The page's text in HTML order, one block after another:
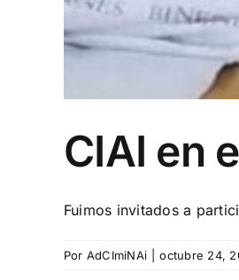
CIAI en
Fuimos invitados a
Por AdCImiNAi octubre 24,